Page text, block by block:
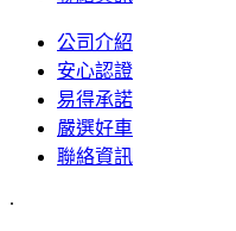
公司介紹
安心認證
易得承諾
嚴選好車
聯絡資訊
.